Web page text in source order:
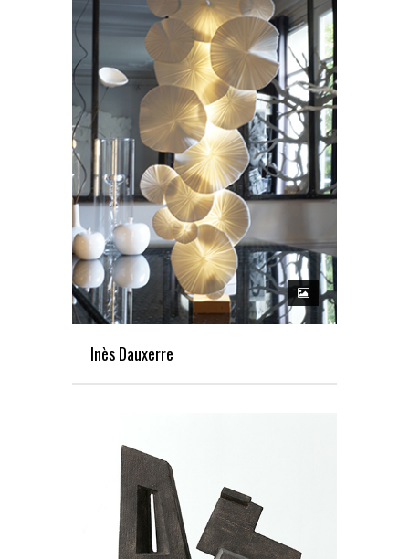
Inès Dauxerre